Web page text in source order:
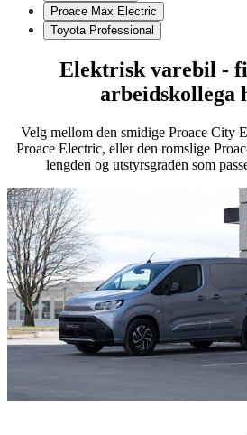
Proace Max Electric
Toyota Professional
Elektrisk varebil -
arbeidskollega
Velg mellom den smidige Proace City
Proace Electric, eller den romslige
lengden og utstyrsgraden som